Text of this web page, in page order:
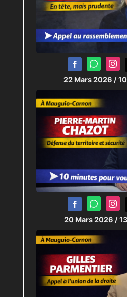
22 Mars 2026 /
20 Mars 2026 /